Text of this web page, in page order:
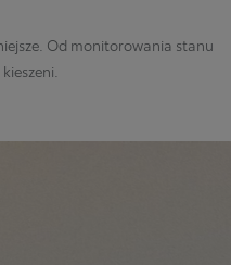
Od monitorowania stanu